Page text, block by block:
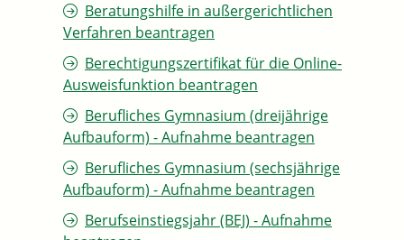
Beratungshilfe in außergerichtlichen
Verfahren beantragen
Berechtigungszertifikat für die Online-
Ausweisfunktion beantragen
Berufliches Gymnasium (dreijährige
Aufbauform) - Aufnahme beantragen
Berufliches Gymnasium (sechsjährige
Aufbauform) - Aufnahme beantragen
Berufseinstiegsjahr (BEJ) - Aufnahme